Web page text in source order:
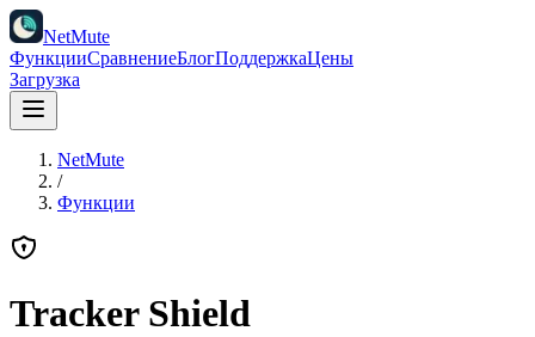
NetMute
ФункцииСравнениеБлогПоддержкаЦены
Загрузка
NetMute
/
Функции
Tracker Shield